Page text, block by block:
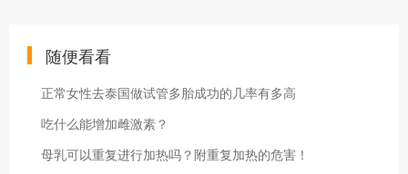
随便看看
正常女性去泰国做试管多胎成功的几率有多高
吃什么能增加雌激素？
母乳可以重复进行加热吗？附重复加热的危害！